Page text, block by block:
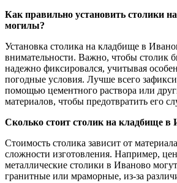
Как правильно установить столики
могилы?
Установка столика на кладбище в
внимательности. Важно, чтобы столик
надежно фиксировался, учитывая
погодные условия. Лучше всего
помощью цементного раствора или
материалов, чтобы предотвратить его
Сколько стоит столик на кладбище в
Стоимость столика зависит от
сложности изготовления. Например,
металлические столики в Иваново
гранитные или мраморные, из-за